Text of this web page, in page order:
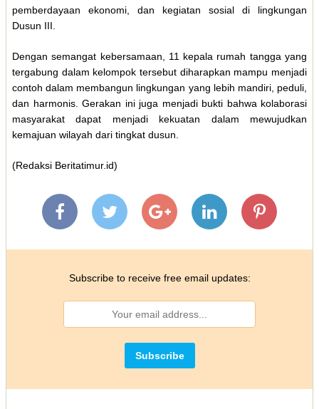
pemberdayaan ekonomi, dan kegiatan sosial di lingkungan
Dusun III.
Dengan semangat kebersamaan, 11 kepala rumah tangga yang
tergabung dalam kelompok tersebut diharapkan mampu menjadi
contoh dalam membangun lingkungan yang lebih mandiri, peduli,
dan harmonis. Gerakan ini juga menjadi bukti bahwa kolaborasi
masyarakat dapat menjadi kekuatan dalam mewujudkan
kemajuan wilayah dari tingkat dusun.
(Redaksi Beritatimur.id)
Subscribe to receive free email updates: